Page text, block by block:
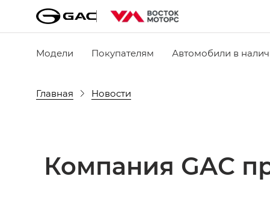
Модели Покупателям Автомобили в
Главная Новости
Компания GAC